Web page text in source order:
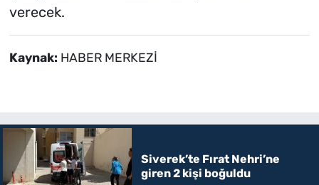
verecek.
Kaynak: HABER MERKEZİ
Siverek’te Fırat Nehri’ne
giren 2 kişi boğuldu